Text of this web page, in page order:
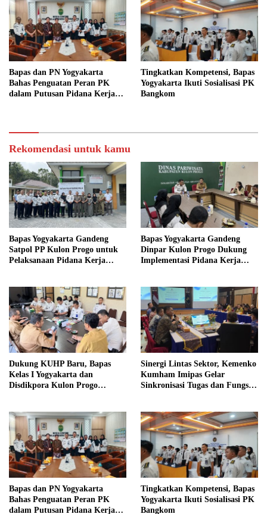
Bapas dan PN Yogyakarta
Bahas Penguatan Peran PK
dalam Putusan Pidana Kerja
Tingkatkan Kompetensi, Bapas
Yogyakarta Ikuti Sosialisasi PK
Bangkom
Rekomendasi untuk kamu
Bapas Yogyakarta Gandeng
Satpol PP Kulon Progo untuk
Pelaksanaan Pidana Kerja
Bapas Yogyakarta Gandeng
Dinpar Kulon Progo Dukung
Implementasi Pidana Kerja
Dukung KUHP Baru, Bapas
Kelas I Yogyakarta dan
Disdikpora Kulon Progo
Sinergi Lintas Sektor, Kemenko
Kumham Imipas Gelar
Sinkronisasi Tugas dan Fungsi
Bapas dan PN Yogyakarta
Bahas Penguatan Peran PK
dalam Putusan Pidana Kerja
Tingkatkan Kompetensi, Bapas
Yogyakarta Ikuti Sosialisasi PK
Bangkom